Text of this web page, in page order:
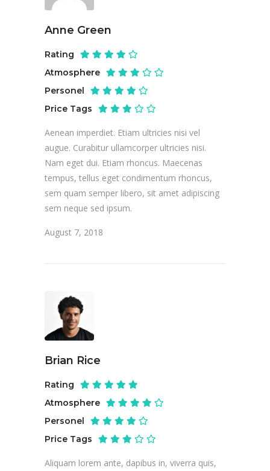
Anne Green
Rating
Atmosphere
Personel
Price Tags
Aenean imperdiet. Etiam ultricies nisi vel
augue. Curabitur ullamcorper ultricies nisi.
Nam eget dui. Etiam rhoncus. Maecenas
tempus, tellus eget condimentum rhoncus,
sem quam semper libero, sit amet adipiscing
sem neque sed ipsum.
August 7, 2018
Brian Rice
Rating
Atmosphere
Personel
Price Tags
Aliquam lorem ante, dapibus in, viverra quis,